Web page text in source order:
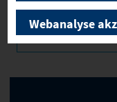
Infrastruktur
Webanalyse